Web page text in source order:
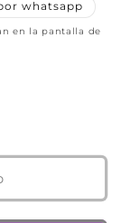
whatsapp
en la pantalla de